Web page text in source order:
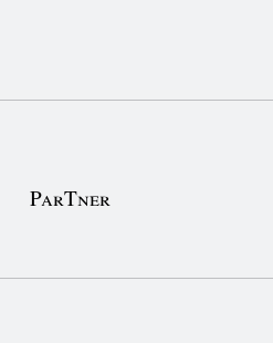
ParTner